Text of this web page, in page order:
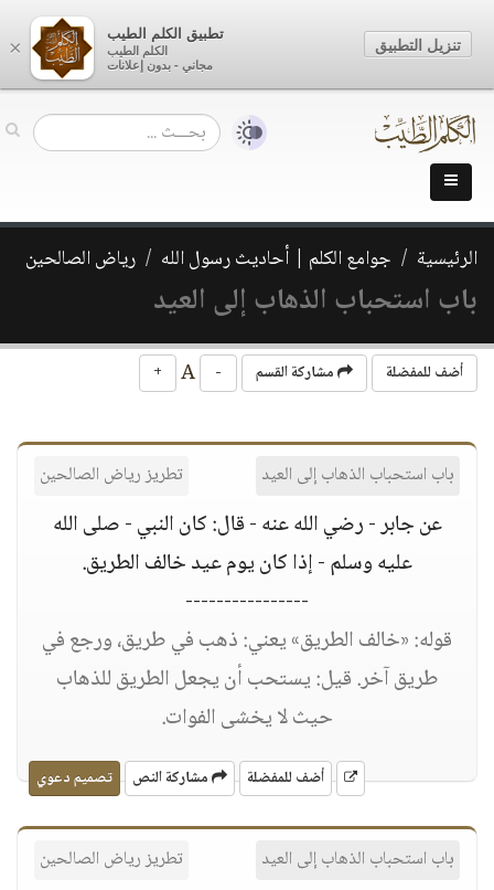
الرئيسية جوامع الكلم | أحاديث رسول الله رياض الصالحين
باب استحباب الذهاب إلى العيد
أضف للمفضلة مشاركة القسم -
+
باب استحباب الذهاب إلى العيد تطريز رياض الصالحين
عن جابر - رضي الله عنه - قال: كان النبي - صلى الله
عليه وسلم - إذا كان يوم عيد خالف الطريق.
----------------
قوله: «خالف الطريق» يعني: ذهب في طريق، ورجع في
طريق آخر. قيل: يستحب أن يجعل الطريق للذهاب
حيث لا يخشى الفوات.
أضف للمفضلة مشاركة النص تصميم دعوي
باب استحباب الذهاب إلى العيد تطريز رياض الصالحين
×
تطبيق الكلم الطيب
الكلم الطيب
مجاني - بدون إعلانات
تنزيل التطبيق